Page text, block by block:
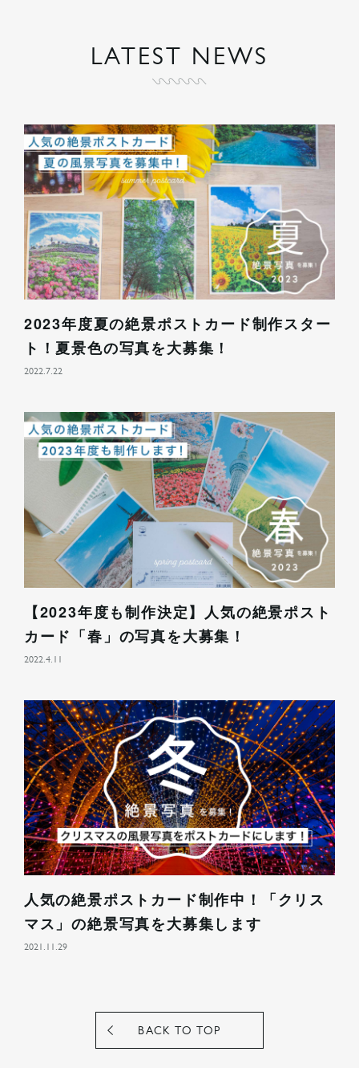
LATEST NEWS
2023年度夏の絶景ポストカード制作スター
ト！夏景色の写真を大募集！
2022.7.22
【2023年度も制作決定】人気の絶景ポスト
カード「春」の写真を大募集！
2022.4.11
人気の絶景ポストカード制作中！「クリス
マス」の絶景写真を大募集します
2021.11.29
BACK TO TOP